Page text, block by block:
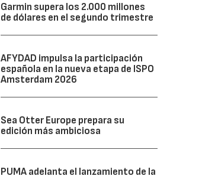
Garmin supera los 2.000 millones
de dólares en el segundo trimestre
AFYDAD impulsa la participación
española en la nueva etapa de ISPO
Amsterdam 2026
Sea Otter Europe prepara su
edición más ambiciosa
PUMA adelanta el lanzamiento de la